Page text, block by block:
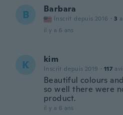
B Barbara
Inscrit depuis 2016 · 3
il y a 6 ans
K kim
Inscrit depuis 2019 · 117
Beautiful colours
so well there were
product.
il y a 6 ans